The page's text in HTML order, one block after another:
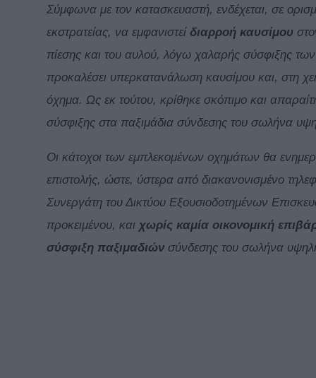
Σύμφωνα με τον κατασκευαστή, ενδέχεται, σε
εκστρατείας, να εμφανιστεί διαρροή καυσίμου
πίεσης και του αυλού, λόγω χαλαρής σύσφιξης
προκαλέσει υπερκατανάλωση καυσίμου και, στη
όχημα. Ως εκ τούτου, κρίθηκε σκόπιμο και
σύσφιξης στα παξιμάδια σύνδεσης του σωλήνα
Οι κάτοχοι των εμπλεκομένων οχημάτων θα
επιστολής, ώστε, ύστερα από διακανονισμένο
Συνεργάτη του Δικτύου Εξουσιοδοτημένων
προκειμένου, και χωρίς καμία οικονομική
σύσφιξη παξιμαδιών σύνδεσης του σωλήνα